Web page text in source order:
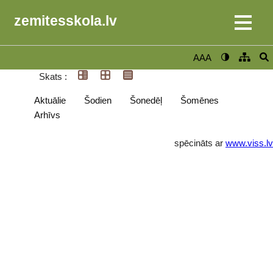
zemitesskola.lv
AAA
Skats :
Aktuālie Šodien Šonedēļ
Šomēnes
Arhīvs
spēcināts ar www.viss.lv